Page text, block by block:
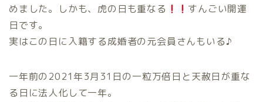
めました。しかも、虎の日も重なる
すんごい開運
日です。
実はこの日に入籍する成婚者の元会員さんもいる♪
一年前の2021年3月31日の一粒万倍日と天赦日が重な
る日に法人化して一年。